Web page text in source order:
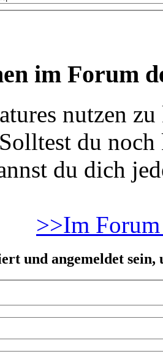
im Forum
nutzen
du
du dich
>>Im
und angemeldet